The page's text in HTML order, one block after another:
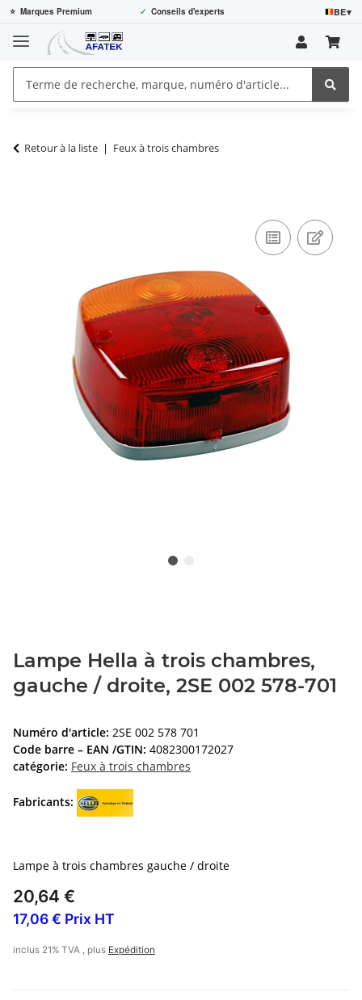
⭐ Marques Premium ✓ Conseils d'experts BE▾
Retour à la liste Feux à trois chambres
Lampe Hella à trois chambres,
gauche / droite, 2SE 002 578-701
Numéro d'article: 2SE 002 578 701
Code barre – EAN /GTIN: 4082300172027
catégorie: Feux à trois chambres
Fabricants:
Lampe à trois chambres gauche / droite
20,64 €
17,06 € Prix HT
inclus 21% TVA , plus Expédition